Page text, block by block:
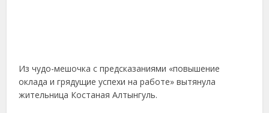
Из чудо-мешочка с предсказаниями «повышение
оклада и грядущие успехи на работе» вытянула
жительница Костаная Алтынгуль.